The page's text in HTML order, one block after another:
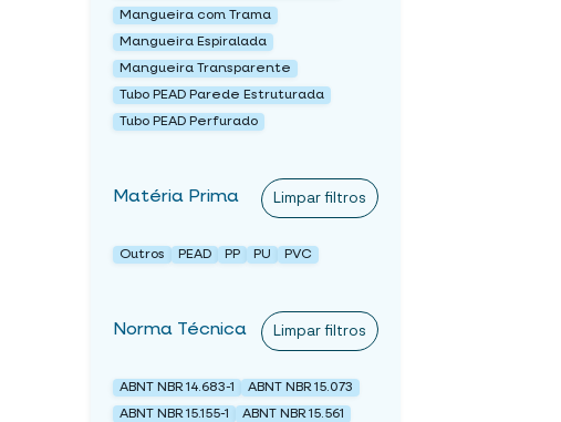
Mangueira com Trama
Mangueira Espiralada
Mangueira Transparente
Tubo PEAD Parede Estruturada
Tubo PEAD Perfurado
Matéria Prima Limpar filtros
Outros PEAD PP PU PVC
Norma Técnica Limpar filtros
ABNT NBR 14.683-1
ABNT NBR 15.073
ABNT NBR 15.155-1
ABNT NBR 15.561